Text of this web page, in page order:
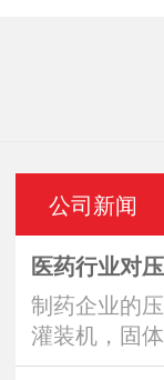
公司新闻
医药行业对
制药企业的
灌装机，固